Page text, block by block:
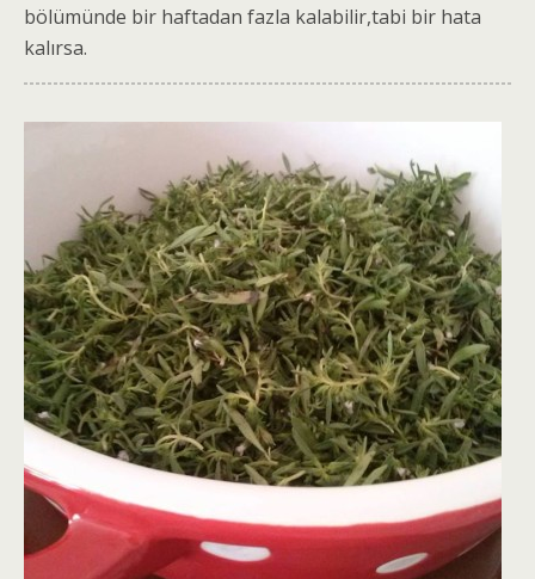
bölümünde bir haftadan fazla kalabilir,tabi bir hata
kalırsa.